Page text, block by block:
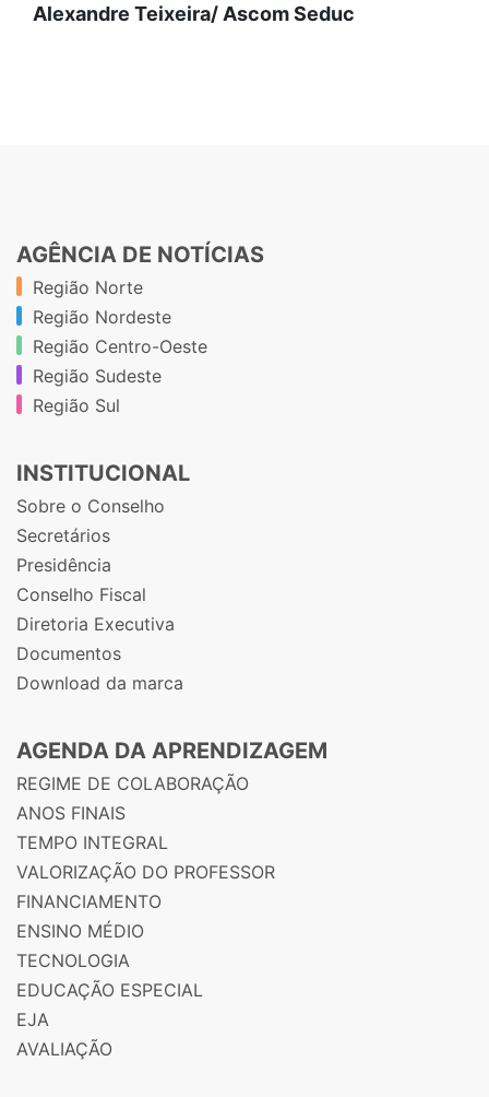
Alexandre Teixeira/ Ascom Seduc
AGÊNCIA DE NOTÍCIAS
Região Norte
Região Nordeste
Região Centro-Oeste
Região Sudeste
Região Sul
INSTITUCIONAL
Sobre o Conselho
Secretários
Presidência
Conselho Fiscal
Diretoria Executiva
Documentos
Download da marca
AGENDA DA APRENDIZAGEM
REGIME DE COLABORAÇÃO
ANOS FINAIS
TEMPO INTEGRAL
VALORIZAÇÃO DO PROFESSOR
FINANCIAMENTO
ENSINO MÉDIO
TECNOLOGIA
EDUCAÇÃO ESPECIAL
EJA
AVALIAÇÃO